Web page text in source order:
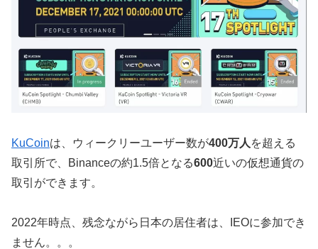
KuCoinは、ウィークリーユーザー数が400万人 を超える
取引所で、Binanceの約1.5倍となる600近いの仮想通貨の
取引ができます。
2022年時点、残念ながら日本の居住者は、IEOに参加でき
ません。。。